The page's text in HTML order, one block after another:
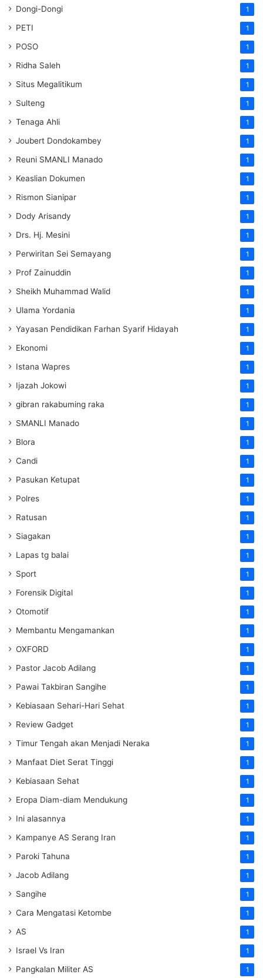
Dongi-Dongi 1
PETI 1
POSO 1
Ridha Saleh 1
Situs Megalitikum 1
Sulteng 1
Tenaga Ahli 1
Joubert Dondokambey 1
Reuni SMANLI Manado 1
Keaslian Dokumen 1
Rismon Sianipar 1
Dody Arisandy 1
Drs. Hj. Mesini 1
Perwiritan Sei Semayang 1
Prof Zainuddin 1
Sheikh Muhammad Walid 1
Ulama Yordania 1
Yayasan Pendidikan Farhan Syarif Hidayah 1
Ekonomi 1
Istana Wapres 1
Ijazah Jokowi 1
gibran rakabuming raka 1
SMANLI Manado 1
Blora 1
Candi 1
Pasukan Ketupat 1
Polres 1
Ratusan 1
Siagakan 1
Lapas tg balai 1
Sport 1
Forensik Digital 1
Otomotif 1
Membantu Mengamankan 1
OXFORD 1
Pastor Jacob Adilang 1
Pawai Takbiran Sangihe 1
Kebiasaan Sehari-Hari Sehat 1
Review Gadget 1
Timur Tengah akan Menjadi Neraka 1
Manfaat Diet Serat Tinggi 1
Kebiasaan Sehat 1
Eropa Diam-diam Mendukung 1
Ini alasannya 1
Kampanye AS Serang Iran 1
Paroki Tahuna 1
Jacob Adilang 1
Sangihe 1
Cara Mengatasi Ketombe 1
AS 1
Israel Vs Iran 1
Pangkalan Militer AS 1